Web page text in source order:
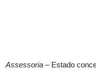
Assessoria –Estado